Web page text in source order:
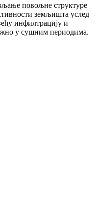
повољне структуре
земљишта услед
инфилтрацију и
у сушним периодима.